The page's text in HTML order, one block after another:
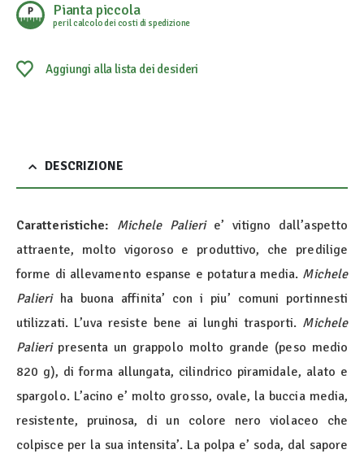
Pianta piccola
per il calcolo dei costi di spedizione
Aggiungi alla lista dei desideri
DESCRIZIONE
Caratteristiche: Michele Palierie’ vitigno dall’aspetto
attraente, molto vigoroso e produttivo, che predilige
forme di allevamento espanse e potatura media. Michele
Palieriha buona affinita’ con i piu’ comuni portinnesti
utilizzati. L’uva resiste bene ai lunghi trasporti. Michele
Palieripresenta un grappolo molto grande (peso medio
820 g), di forma allungata, cilindrico piramidale, alato e
spargolo. L’acino e’ molto grosso, ovale, la buccia media,
resistente, pruinosa, di un colore nero violaceo che
colpisce per la sua intensita’. La polpa e’ soda, dal sapore